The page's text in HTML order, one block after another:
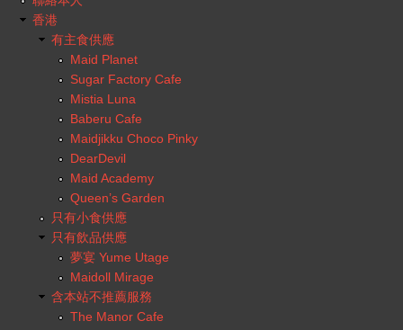
香港
有主食供應
Maid Planet
Sugar Factory Cafe
Mistia Luna
Baberu Cafe
Maidjikku Choco Pinky
DearDevil
Maid Academy
Queen’s Garden
只有小食供應
只有飲品供應
夢宴 Yume Utage
Maidoll Mirage
含本站不推薦服務
The Manor Cafe